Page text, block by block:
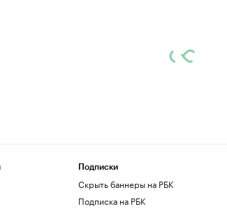
Подписки
Скрыть баннеры на РБК
Подписка на РБК